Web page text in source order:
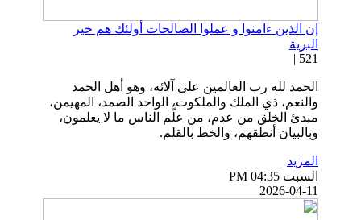
إن الذين ءامنوا و عملوا الصالحات أولئك هم خير
البرية
521 |
الحمد لله رب العالمين على آلائه، وهو أهل الحمد
والنعم، ذي الملك والملكوت، الواحد الصمد، المهيمن،
مبدئ الخلق من عدم، من علَّم الناس ما لا يعلمون،
وبالبيان أنطقهم، والخط بالقلم.
المزيد
السبت PM 04:35
2026-04-11